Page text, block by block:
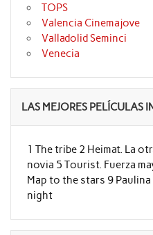
TOPS
Valencia Cinemajove
Valladolid Seminci
Venecia
LAS MEJORES PELÍCULAS
1 The tribe 2 Heimat. La
novia 5 Tourist. Fuerza
Map to the stars 9
night